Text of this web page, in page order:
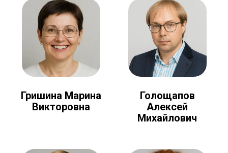
Гришина Марина
Викторовна
Голощапов
Алексей
Михайлович